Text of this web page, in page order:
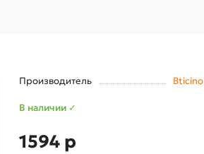
Производитель Bticino
В наличии ✓
1594 р